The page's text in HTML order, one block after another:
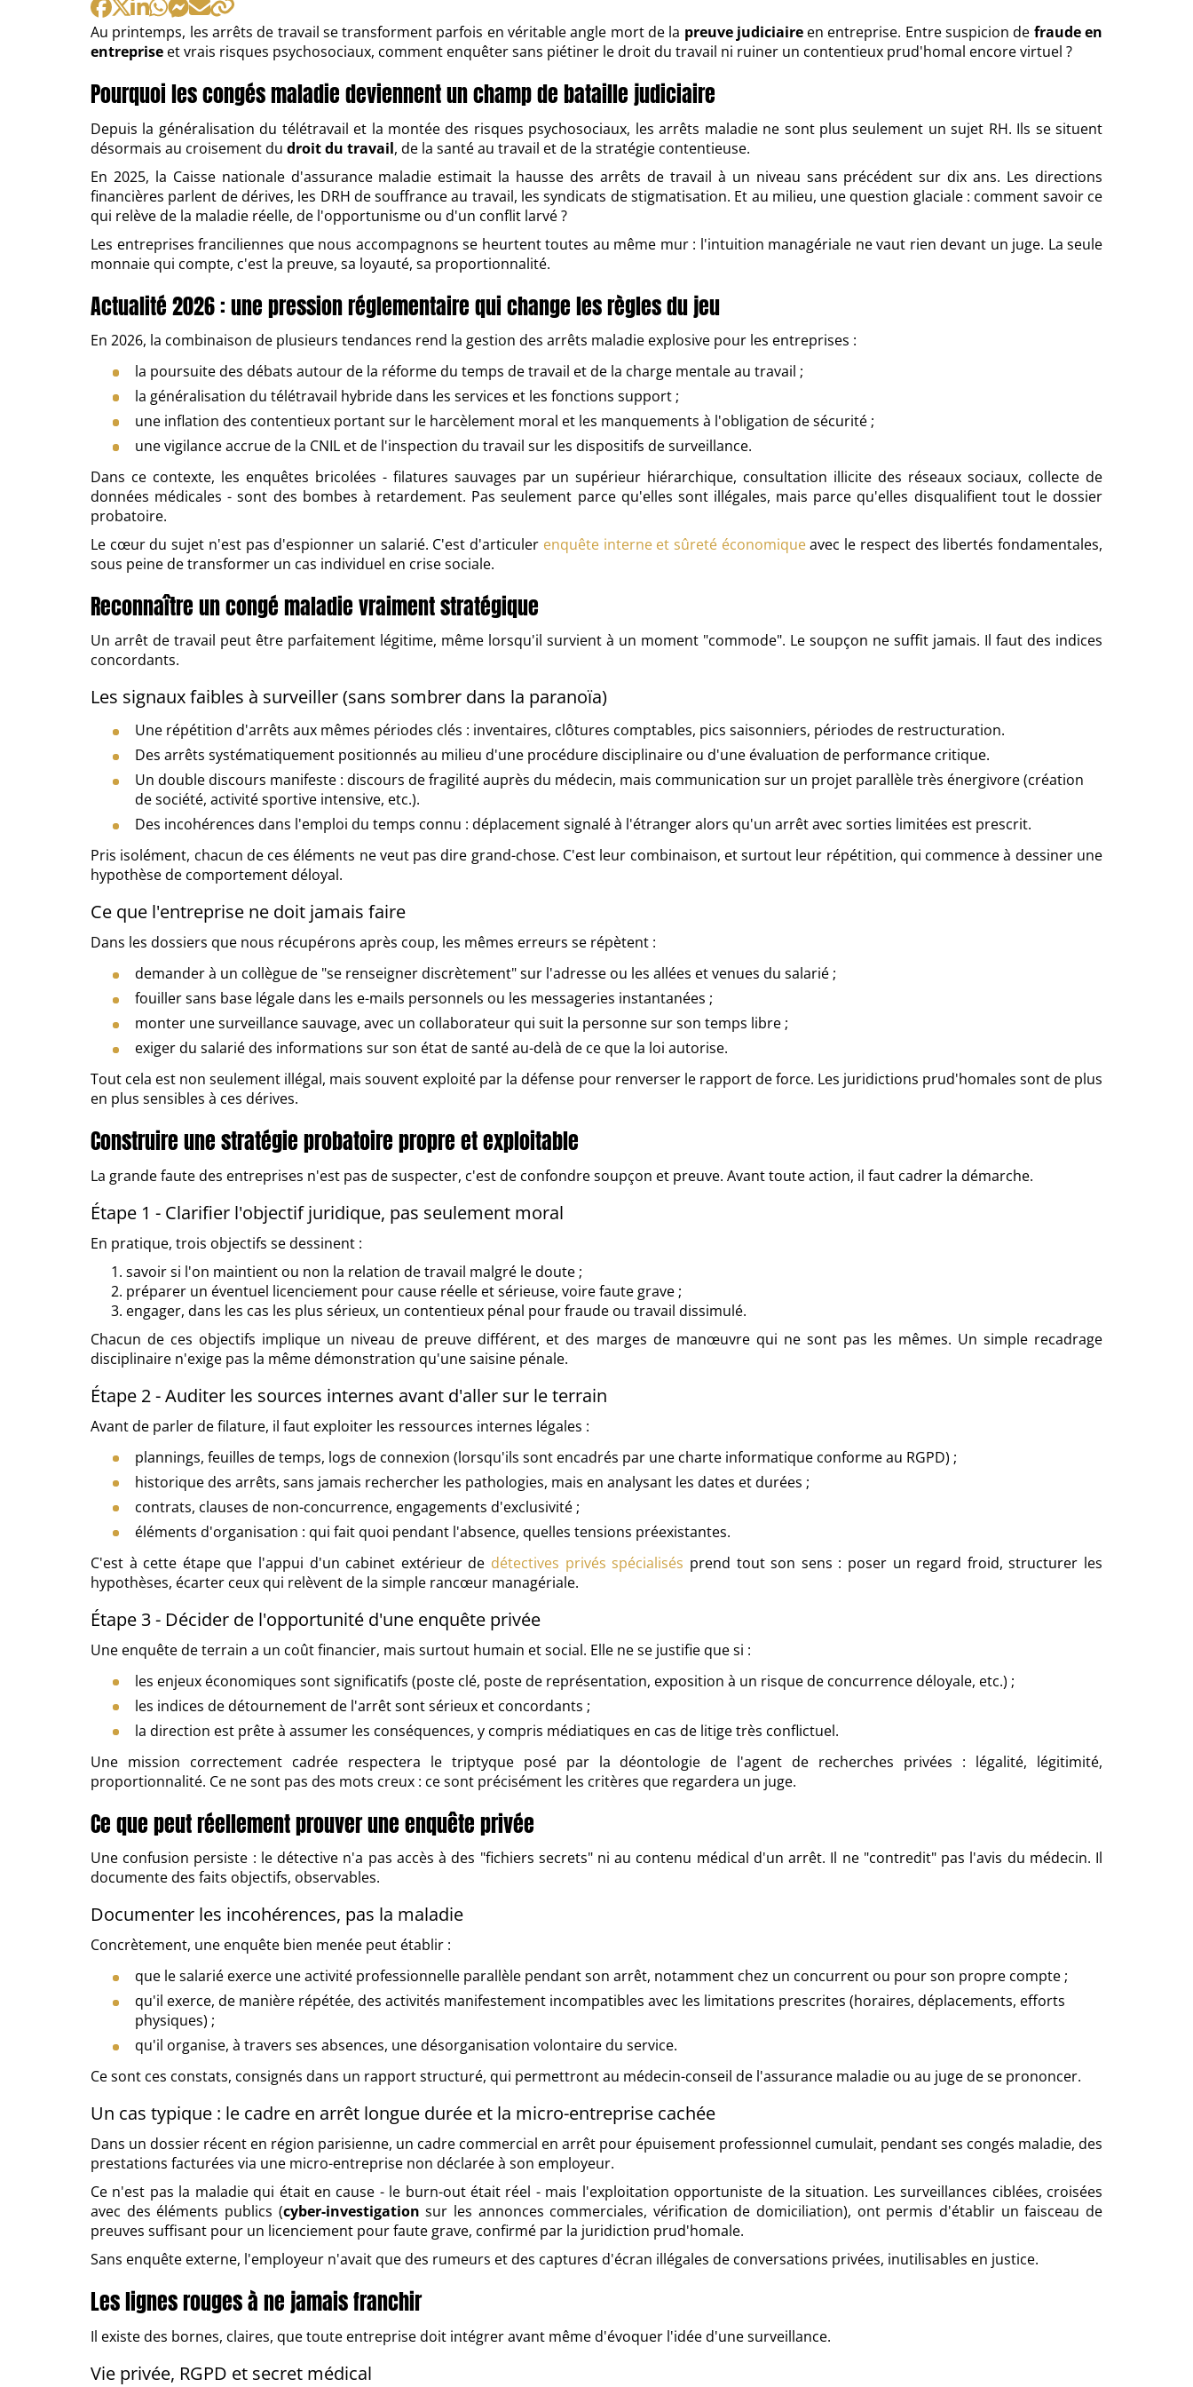
Au printemps, les arrêts de travail se transforment parfois en véritable angle mort de la preuve judiciaireen entreprise. Entre suspicion de fraude en
entreprise et vrais risques psychosociaux, comment enquêter sans piétiner le droit du travail ni ruiner un contentieux prud'homal encore virtuel ?
Pourquoi les congés maladie deviennent un champ de bataille judiciaire
Depuis la généralisation du télétravail et la montée des risques psychosociaux, les arrêts maladie ne sont plus seulement un sujet RH. Ils se situent
désormais au croisement du droit du travail, de la santé au travail et de la stratégie contentieuse.
En 2025, la Caisse nationale d'assurance maladie estimait la hausse des arrêts de travail à un niveau sans précédent sur dix ans. Les directions
financières parlent de dérives, les DRH de souffrance au travail, les syndicats de stigmatisation. Et au milieu, une question glaciale : comment savoir ce
qui relève de la maladie réelle, de l'opportunisme ou d'un conflit larvé ?
Les entreprises franciliennes que nous accompagnons se heurtent toutes au même mur : l'intuition managériale ne vaut rien devant un juge. La seule
monnaie qui compte, c'est la preuve, sa loyauté, sa proportionnalité.
Actualité 2026 : une pression réglementaire qui change les règles du jeu
En 2026, la combinaison de plusieurs tendances rend la gestion des arrêts maladie explosive pour les entreprises :
la poursuite des débats autour de la réforme du temps de travail et de la charge mentale au travail ;
la généralisation du télétravail hybride dans les services et les fonctions support ;
une inflation des contentieux portant sur le harcèlement moral et les manquements à l'obligation de sécurité ;
une vigilance accrue de la CNIL et de l'inspection du travail sur les dispositifs de surveillance.
Dans ce contexte, les enquêtes bricolées - filatures sauvages par un supérieur hiérarchique, consultation illicite des réseaux sociaux, collecte de
données médicales - sont des bombes à retardement. Pas seulement parce qu'elles sont illégales, mais parce qu'elles disqualifient tout le dossier
probatoire.
Le cœur du sujet n'est pas d'espionner un salarié. C'est d'articuler enquête interne et sûreté économiqueavec le respect des libertés fondamentales,
sous peine de transformer un cas individuel en crise sociale.
Reconnaître un congé maladie vraiment stratégique
Un arrêt de travail peut être parfaitement légitime, même lorsqu'il survient à un moment "commode". Le soupçon ne suffit jamais. Il faut des indices
concordants.
Les signaux faibles à surveiller (sans sombrer dans la paranoïa)
Une répétition d'arrêts aux mêmes périodes clés : inventaires, clôtures comptables, pics saisonniers, périodes de restructuration.
Des arrêts systématiquement positionnés au milieu d'une procédure disciplinaire ou d'une évaluation de performance critique.
Un double discours manifeste : discours de fragilité auprès du médecin, mais communication sur un projet parallèle très énergivore (création
de société, activité sportive intensive, etc.).
Des incohérences dans l'emploi du temps connu : déplacement signalé à l'étranger alors qu'un arrêt avec sorties limitées est prescrit.
Pris isolément, chacun de ces éléments ne veut pas dire grand-chose. C'est leur combinaison, et surtout leur répétition, qui commence à dessiner une
hypothèse de comportement déloyal.
Ce que l'entreprise ne doit jamais faire
Dans les dossiers que nous récupérons après coup, les mêmes erreurs se répètent :
demander à un collègue de "se renseigner discrètement" sur l'adresse ou les allées et venues du salarié ;
fouiller sans base légale dans les e-mails personnels ou les messageries instantanées ;
monter une surveillance sauvage, avec un collaborateur qui suit la personne sur son temps libre ;
exiger du salarié des informations sur son état de santé au-delà de ce que la loi autorise.
Tout cela est non seulement illégal, mais souvent exploité par la défense pour renverser le rapport de force. Les juridictions prud'homales sont de plus
en plus sensibles à ces dérives.
Construire une stratégie probatoire propre et exploitable
La grande faute des entreprises n'est pas de suspecter, c'est de confondre soupçon et preuve. Avant toute action, il faut cadrer la démarche.
Étape 1 - Clarifier l'objectif juridique, pas seulement moral
En pratique, trois objectifs se dessinent :
savoir si l'on maintient ou non la relation de travail malgré le doute ;
préparer un éventuel licenciement pour cause réelle et sérieuse, voire faute grave ;
engager, dans les cas les plus sérieux, un contentieux pénal pour fraude ou travail dissimulé.
Chacun de ces objectifs implique un niveau de preuve différent, et des marges de manœuvre qui ne sont pas les mêmes. Un simple recadrage
disciplinaire n'exige pas la même démonstration qu'une saisine pénale.
Étape 2 - Auditer les sources internes avant d'aller sur le terrain
Avant de parler de filature, il faut exploiter les ressources internes légales :
plannings, feuilles de temps, logs de connexion (lorsqu'ils sont encadrés par une charte informatique conforme au RGPD) ;
historique des arrêts, sans jamais rechercher les pathologies, mais en analysant les dates et durées ;
contrats, clauses de non-concurrence, engagements d'exclusivité ;
éléments d'organisation : qui fait quoi pendant l'absence, quelles tensions préexistantes.
C'est à cette étape que l'appui d'un cabinet extérieur de détectives privés spécialisés prend tout son sens : poser un regard froid, structurer les
hypothèses, écarter ceux qui relèvent de la simple rancœur managériale.
Étape 3 - Décider de l'opportunité d'une enquête privée
Une enquête de terrain a un coût financier, mais surtout humain et social. Elle ne se justifie que si :
les enjeux économiques sont significatifs (poste clé, poste de représentation, exposition à un risque de concurrence déloyale, etc.) ;
les indices de détournement de l'arrêt sont sérieux et concordants ;
la direction est prête à assumer les conséquences, y compris médiatiques en cas de litige très conflictuel.
Une mission correctement cadrée respectera le triptyque posé par la déontologie de l'agent de recherches privées : légalité, légitimité,
proportionnalité. Ce ne sont pas des mots creux : ce sont précisément les critères que regardera un juge.
Ce que peut réellement prouver une enquête privée
Une confusion persiste : le détective n'a pas accès à des "fichiers secrets" ni au contenu médical d'un arrêt. Il ne "contredit" pas l'avis du médecin. Il
documente des faits objectifs, observables.
Documenter les incohérences, pas la maladie
Concrètement, une enquête bien menée peut établir :
que le salarié exerce une activité professionnelle parallèle pendant son arrêt, notamment chez un concurrent ou pour son propre compte ;
qu'il exerce, de manière répétée, des activités manifestement incompatibles avec les limitations prescrites (horaires, déplacements, efforts
physiques) ;
qu'il organise, à travers ses absences, une désorganisation volontaire du service.
Ce sont ces constats, consignés dans un rapport structuré, qui permettront au médecin-conseil de l'assurance maladie ou au juge de se prononcer.
Un cas typique : le cadre en arrêt longue durée et la micro-entreprise cachée
Dans un dossier récent en région parisienne, un cadre commercial en arrêt pour épuisement professionnel cumulait, pendant ses congés maladie, des
prestations facturées via une micro-entreprise non déclarée à son employeur.
Ce n'est pas la maladie qui était en cause - le burn-out était réel - mais l'exploitation opportuniste de la situation. Les surveillances ciblées, croisées
avec des éléments publics (cyber-investigation sur les annonces commerciales, vérification de domiciliation), ont permis d'établir un faisceau de
preuves suffisant pour un licenciement pour faute grave, confirmé par la juridiction prud'homale.
Sans enquête externe, l'employeur n'avait que des rumeurs et des captures d'écran illégales de conversations privées, inutilisables en justice.
Les lignes rouges à ne jamais franchir
Il existe des bornes, claires, que toute entreprise doit intégrer avant même d'évoquer l'idée d'une surveillance.
Vie privée, RGPD et secret médical